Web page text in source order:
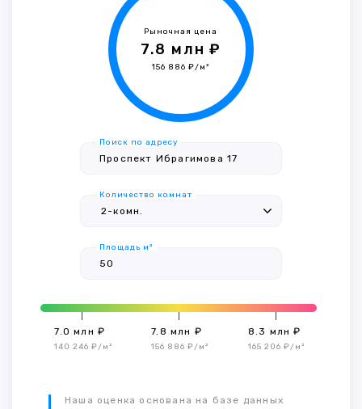
Рыночная цена
7.8 млн ₽
156 886 ₽/м²
Поиск по адресу
Количество комнат
Площадь м²
7.0 млн ₽
140 246 ₽/м²
7.8 млн ₽
156 886 ₽/м²
8.3 млн ₽
165 206 ₽/м²
Наша оценка основана на базе данных